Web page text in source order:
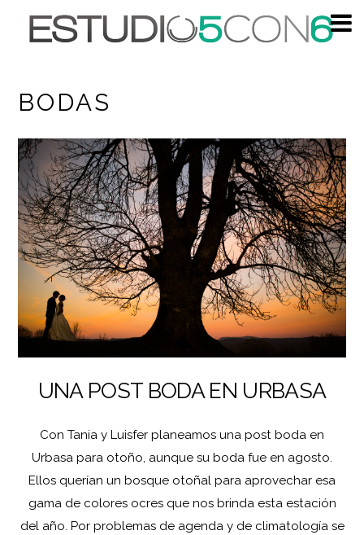
BODAS
UNA POST BODA EN URBASA
Con Tania y Luisfer planeamos una post boda en
Urbasa para otoño, aunque su boda fue en agosto.
Ellos querían un bosque otoñal para aprovechar esa
gama de colores ocres que nos brinda esta estación
del año. Por problemas de agenda y de climatología se